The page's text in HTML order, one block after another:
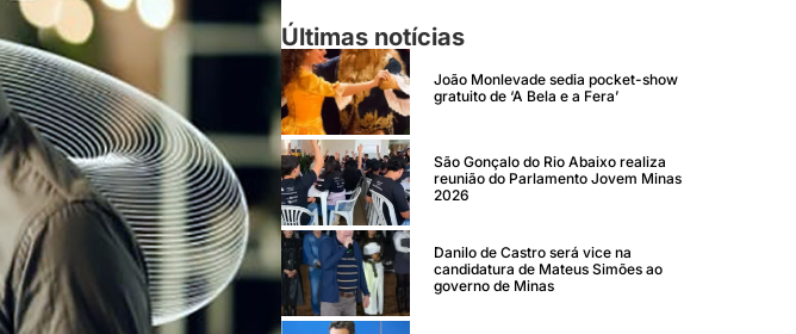
Últimas notícias
João Monlevade sedia pocket-show
gratuito de ‘A Bela e a Fera’
São Gonçalo do Rio Abaixo realiza
reunião do Parlamento Jovem Minas
2026
Danilo de Castro será vice na
candidatura de Mateus Simões ao
governo de Minas